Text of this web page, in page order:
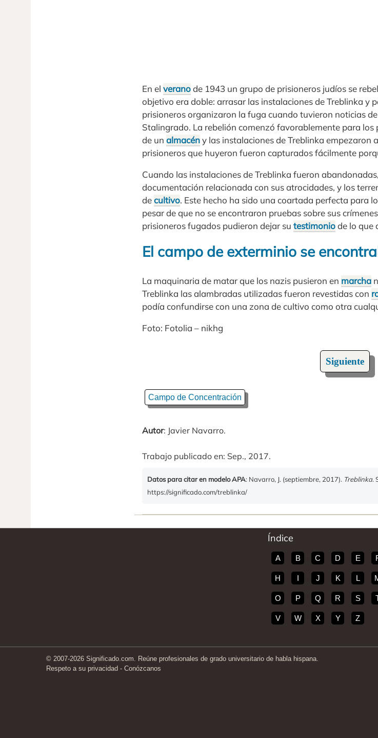
En el veranode 1943 un grupo de prisioneros judíos se
objetivo era doble: arrasar las instalaciones de Treblinka y
prisioneros organizaron la fuga cuando tuvieron noticias
Stalingrado. La rebelión comenzó favorablemente para
de un almacény las instalaciones de Treblinka empezaron
prisioneros que huyeron fueron capturados fácilmente
Cuando las instalaciones de Treblinka fueron
documentación relacionada con sus atrocidades, y los
decultivo. Este hecho ha sido una coartada perfecta para
pesar de que no se encontraron pruebas sobre sus
prisioneros fugados pudieron dejar su testimoniode lo que
El campo de exterminio se
La maquinaria de matar que los nazis pusieron en marcha
Treblinka las alambradas utilizadas fueron revestidas con
podía confundirse con una zona de cultivo como otra
Foto: Fotolia – nikhg
Siguiente
Campo de Concentración
Autor: Javier Navarro.
Trabajo publicado en: Sep., 2017.
Datos para citar en modelo APA: Navarro, J. (septiembre, 2017). Treblinka.
https://significado.com/treblinka/
Índice
A B C D E
H I J K L
O P Q R S
V W X Y Z
© 2007-2026 Significado.com. Reúne profesionales de grado universitario de habla hispana.
Respeto a su privacidad - Conózcanos